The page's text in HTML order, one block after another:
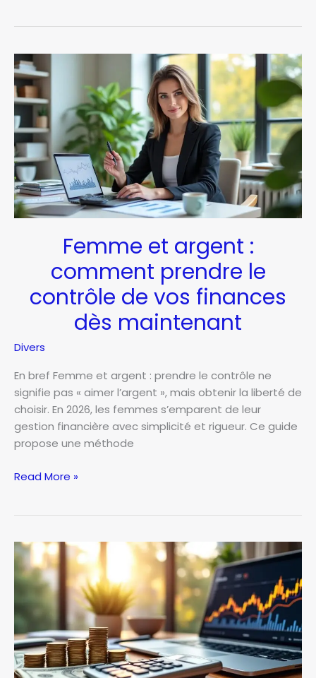
les
bases
pour
investir
en
2026
Femme et argent :
comment prendre le
contrôle de vos finances
dès maintenant
Divers
En bref Femme et argent : prendre le contrôle ne
signifie pas « aimer l’argent », mais obtenir la liberté de
choisir. En 2026, les femmes s’emparent de leur
gestion financière avec simplicité et rigueur. Ce guide
propose une méthode
Femme
comment
prendre
le
contrôle
de
vos
finances
dès
Read More »